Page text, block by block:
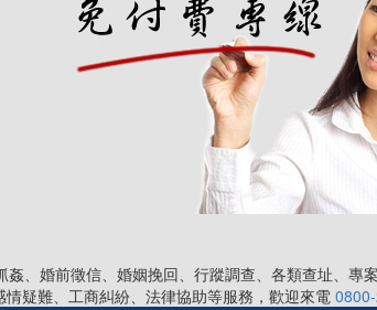
、婚前徵信、婚姻挽回、行蹤調查、各類查址、專
疑難、工商糾紛、法律協助等服務，歡迎來電